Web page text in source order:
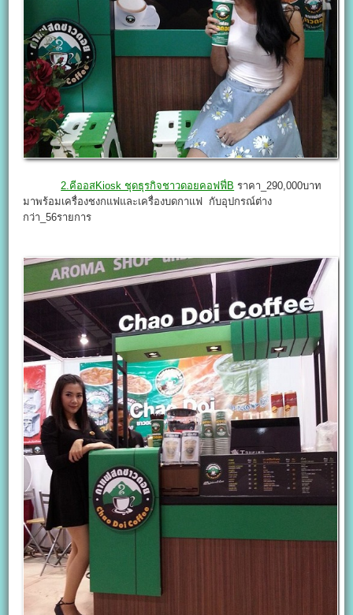
2.คีออสKiosk ชุดธุรกิจชาวดอยคอฟฟี่B ราคา_290,000บาท
มาพร้อมเครื่องชงกแฟและเครื่องบดกาแฟ กับอุปกรณ์ต่าง
กว่า_56รายการ